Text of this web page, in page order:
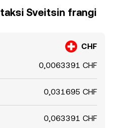
Sveitsin frangi
CHF
0,0063391 CHF
0,031695 CHF
0,063391 CHF